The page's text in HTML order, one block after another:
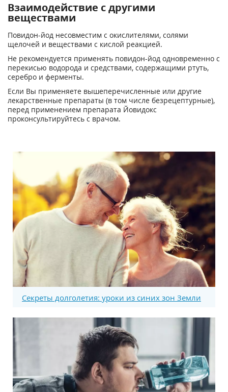
Взаимодействие с другими
веществами
Повидон-йод несовместим с окислителями, солями
щелочей и веществами с кислой реакцией.
Не рекомендуется применять повидон-йод одновременно с
перекисью водорода и средствами, содержащими ртуть,
серебро и ферменты.
Если Вы применяете вышеперечисленные или другие
лекарственные препараты (в том числе безрецептурные),
перед применением препарата Йовидокс
проконсультируйтесь с врачом.
Секреты долголетия: уроки из синих зон Земли